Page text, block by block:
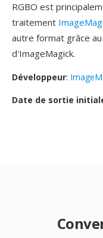
RGBO est
traitement
autre format grâce
d'ImageMagick.
Développeur:
Date de sortie